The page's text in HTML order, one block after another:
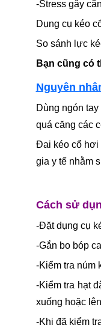
-Stress gây
Dụng cụ kéo
So sánh lực
Bạn cũng có
Nguyên
Dùng ngón
quá căng các
Đai kéo cổ hơi
gia y tế nhằm
Cách sử
-Đặt dụng cụ
-Gắn bo bóp
-Kiểm tra núm
-Kiểm tra hạt
xuống hoặc
-Khi đã kiểm